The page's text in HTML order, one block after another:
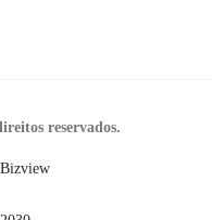
reservados.
Bizview